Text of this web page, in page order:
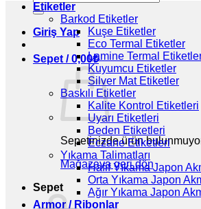
Giriş Yap
Sepet /0,00₺
Sepetinizde ürün
Mağazaya geri dön
Sepet
Etiketler
Barkod Etiketler
Kuşe Etiketler
Eco Termal Etiketler
Lamine Termal
Kuyumcu Etiketler
Silver Mat Etiketler
Baskılı Etiketler
Kalite Kontrol Etiketleri
Uyarı Etiketleri
Beden Etiketleri
Eczane Etiketleri
Yıkama Talimatları
Hafif Yıkama Japon
Orta Yıkama Japon
Ağır Yıkama Japon
Armor / Ribonlar